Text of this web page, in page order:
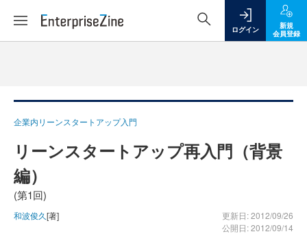
ログイン
新規
会員登録
企業内リーンスタートアップ入門
リーンスタートアップ再入門（背景
編）
(第1回)
和波俊久[著]
更新日: 2012/09/26
公開日: 2012/09/14